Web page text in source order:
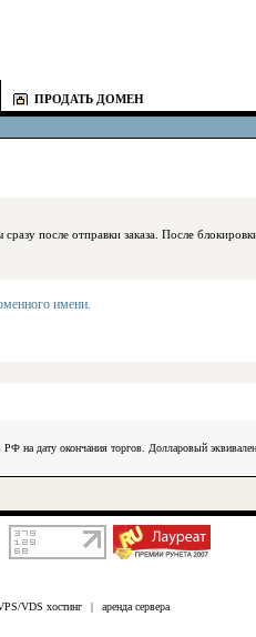
ПРОДАТЬ ДОМЕН
блокировки средств отказаться
имени.
на дату окончания торгов. Долларовый
VDS хостинг | аренда сервера